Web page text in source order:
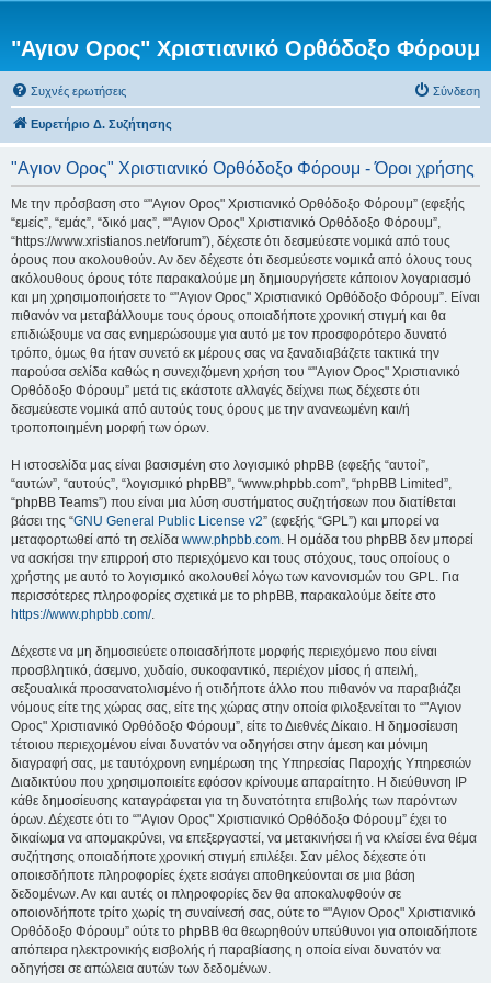
"Αγιον Ορος" Χριστιανικό Ορθόδοξο Φόρουμ
Συχνές ερωτήσεις Σύνδεση
Ευρετήριο Δ. Συζήτησης
"Αγιον Ορος" Χριστιανικό Ορθόδοξο Φόρουμ - Όροι χρήσης
Με την πρόσβαση στο “"Αγιον Ορος" Χριστιανικό Ορθόδοξο Φόρουμ” (εφεξής
“εμείς”, “εμάς”, “δικό μας”, “"Αγιον Ορος" Χριστιανικό Ορθόδοξο Φόρουμ”,
“https://www.xristianos.net/forum”), δέχεστε ότι δεσμεύεστε νομικά από τους
όρους που ακολουθούν. Αν δεν δέχεστε ότι δεσμεύεστε νομικά από όλους τους
ακόλουθους όρους τότε παρακαλούμε μη δημιουργήσετε κάποιον λογαριασμό
και μη χρησιμοποιήσετε το “"Αγιον Ορος" Χριστιανικό Ορθόδοξο Φόρουμ”. Είναι
πιθανόν να μεταβάλλουμε τους όρους οποιαδήποτε χρονική στιγμή και θα
επιδιώξουμε να σας ενημερώσουμε για αυτό με τον προσφορότερο δυνατό
τρόπο, όμως θα ήταν συνετό εκ μέρους σας να ξαναδιαβάζετε τακτικά την
παρούσα σελίδα καθώς η συνεχιζόμενη χρήση του “"Αγιον Ορος" Χριστιανικό
Ορθόδοξο Φόρουμ” μετά τις εκάστοτε αλλαγές δείχνει πως δέχεστε ότι
δεσμεύεστε νομικά από αυτούς τους όρους με την ανανεωμένη και/ή
τροποποιημένη μορφή των όρων.
Η ιστοσελίδα μας είναι βασισμένη στο λογισμικό phpBB (εφεξής “αυτοί”,
“αυτών”, “αυτούς”, “λογισμικό phpBB”, “www.phpbb.com”, “phpBB Limited”,
“phpBB Teams”) που είναι μια λύση συστήματος συζητήσεων που διατίθεται
βάσει της “GNU General Public License v2” (εφεξής “GPL”) και μπορεί να
μεταφορτωθεί από τη σελίδα www.phpbb.com. Η ομάδα του phpBB δεν μπορεί
να ασκήσει την επιρροή στο περιεχόμενο και τους στόχους, τους οποίους ο
χρήστης με αυτό το λογισμικό ακολουθεί λόγω των κανονισμών του GPL. Για
περισσότερες πληροφορίες σχετικά με το phpBB, παρακαλούμε δείτε στο
https://www.phpbb.com/.
Δέχεστε να μη δημοσιεύετε οποιασδήποτε μορφής περιεχόμενο που είναι
προσβλητικό, άσεμνο, χυδαίο, συκοφαντικό, περιέχον μίσος ή απειλή,
σεξουαλικά προσανατολισμένο ή οτιδήποτε άλλο που πιθανόν να παραβιάζει
νόμους είτε της χώρας σας, είτε της χώρας στην οποία φιλοξενείται το “"Αγιον
Ορος" Χριστιανικό Ορθόδοξο Φόρουμ”, είτε το Διεθνές Δίκαιο. Η δημοσίευση
τέτοιου περιεχομένου είναι δυνατόν να οδηγήσει στην άμεση και μόνιμη
διαγραφή σας, με ταυτόχρονη ενημέρωση της Υπηρεσίας Παροχής Υπηρεσιών
Διαδικτύου που χρησιμοποιείτε εφόσον κρίνουμε απαραίτητο. Η διεύθυνση IP
κάθε δημοσίευσης καταγράφεται για τη δυνατότητα επιβολής των παρόντων
όρων. Δέχεστε ότι το “"Αγιον Ορος" Χριστιανικό Ορθόδοξο Φόρουμ” έχει το
δικαίωμα να απομακρύνει, να επεξεργαστεί, να μετακινήσει ή να κλείσει ένα θέμα
συζήτησης οποιαδήποτε χρονική στιγμή επιλέξει. Σαν μέλος δέχεστε ότι
οποιεσδήποτε πληροφορίες έχετε εισάγει αποθηκεύονται σε μια βάση
δεδομένων. Αν και αυτές οι πληροφορίες δεν θα αποκαλυφθούν σε
οποιονδήποτε τρίτο χωρίς τη συναίνεσή σας, ούτε το “"Αγιον Ορος" Χριστιανικό
Ορθόδοξο Φόρουμ” ούτε το phpBB θα θεωρηθούν υπεύθυνοι για οποιαδήποτε
απόπειρα ηλεκτρονικής εισβολής ή παραβίασης η οποία είναι δυνατόν να
οδηγήσει σε απώλεια αυτών των δεδομένων.